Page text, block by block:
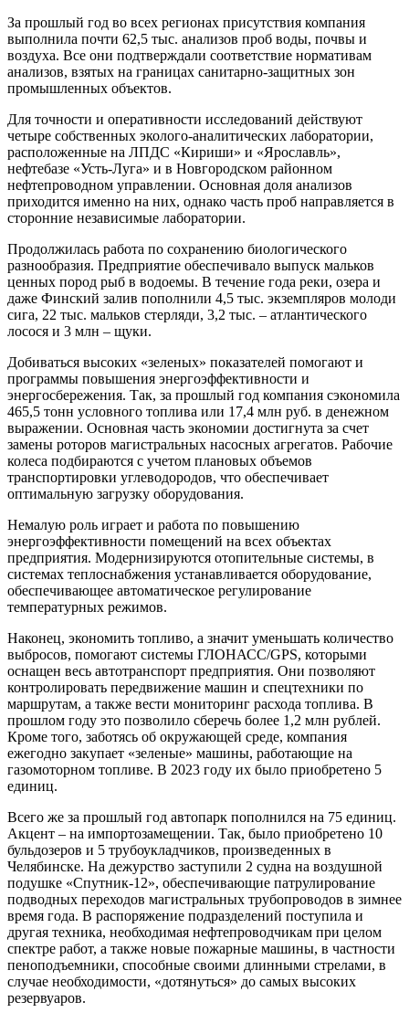
За прошлый год во всех регионах присутствия компания
выполнила почти 62,5 тыс. анализов проб воды, почвы и
воздуха. Все они подтверждали соответствие нормативам
анализов, взятых на границах санитарно-защитных зон
промышленных объектов.
Для точности и оперативности исследований действуют
четыре собственных эколого-аналитических лаборатории,
расположенные на ЛПДС «Кириши» и «Ярославль»,
нефтебазе «Усть-Луга» и в Новгородском районном
нефтепроводном управлении. Основная доля анализов
приходится именно на них, однако часть проб направляется в
сторонние независимые лаборатории.
Продолжилась работа по сохранению биологического
разнообразия. Предприятие обеспечивало выпуск мальков
ценных пород рыб в водоемы. В течение года реки, озера и
даже Финский залив пополнили 4,5 тыс. экземпляров молоди
сига, 22 тыс. мальков стерляди, 3,2 тыс. – атлантического
лосося и 3 млн – щуки.
Добиваться высоких «зеленых» показателей помогают и
программы повышения энергоэффективности и
энергосбережения. Так, за прошлый год компания сэкономила
465,5 тонн условного топлива или 17,4 млн руб. в денежном
выражении. Основная часть экономии достигнута за счет
замены роторов магистральных насосных агрегатов. Рабочие
колеса подбираются с учетом плановых объемов
транспортировки углеводородов, что обеспечивает
оптимальную загрузку оборудования.
Немалую роль играет и работа по повышению
энергоэффективности помещений на всех объектах
предприятия. Модернизируются отопительные системы, в
системах теплоснабжения устанавливается оборудование,
обеспечивающее автоматическое регулирование
температурных режимов.
Наконец, экономить топливо, а значит уменьшать количество
выбросов, помогают системы ГЛОНАСС/GPS, которыми
оснащен весь автотранспорт предприятия. Они позволяют
контролировать передвижение машин и спецтехники по
маршрутам, а также вести мониторинг расхода топлива. В
прошлом году это позволило сберечь более 1,2 млн рублей.
Кроме того, заботясь об окружающей среде, компания
ежегодно закупает «зеленые» машины, работающие на
газомоторном топливе. В 2023 году их было приобретено 5
единиц.
Всего же за прошлый год автопарк пополнился на 75 единиц.
Акцент – на импортозамещении. Так, было приобретено 10
бульдозеров и 5 трубоукладчиков, произведенных в
Челябинске. На дежурство заступили 2 судна на воздушной
подушке «Спутник-12», обеспечивающие патрулирование
подводных переходов магистральных трубопроводов в зимнее
время года. В распоряжение подразделений поступила и
другая техника, необходимая нефтепроводчикам при целом
спектре работ, а также новые пожарные машины, в частности
пеноподъемники, способные своими длинными стрелами, в
случае необходимости, «дотянуться» до самых высоких
резервуаров.